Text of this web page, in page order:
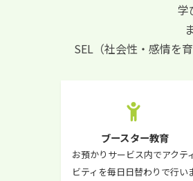
学
SEL（社会性・感情を
ブースター教育
お預かりサービス内でアクテ
ビティを毎日日替わりで行い